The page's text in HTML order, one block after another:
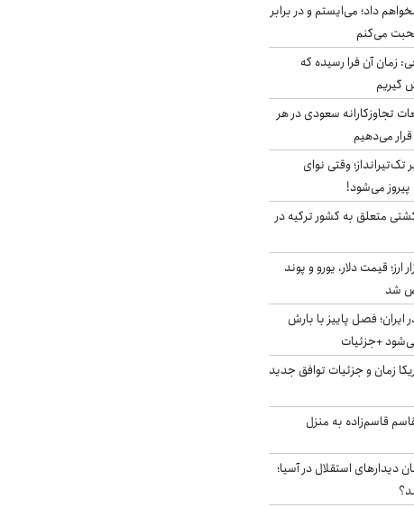
داد؛ می‌ایستم و در برابر
می‌کنم
زمان آن فرا رسیده که
گیریم
تجاوزکارانه سعودی در هر
می‌دهیم
تک‌تیرانداز؛ وقتی نوای
می‌شود!
متعلق به کشور ترکیه در
قیمت دلار، یورو و پوند
ایران؛ فصل پاییز با بارش
+جزئیات
زمان و جزئیات توافق جدید
قاسم‌زاده به منزل
دیدارهای استقلال در آسیا؛